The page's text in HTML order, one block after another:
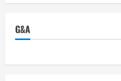
G&A